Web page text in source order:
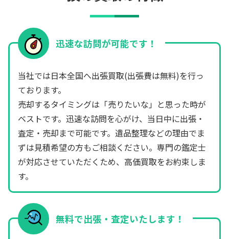
迅速な訪問が可能です！
当社では日本全国へ出張買取(出張費は無料)を行っ
ております。
売却するタイミングは「売りたいな」と思った時が
ベストです。迅速な訪問を心がけ、当日中に出張・
査定・売却まで可能です。遺品整理などの理由でま
ずは見積希望の方もご相談ください。専門の鑑定士
が対応させていただくため、高価買取をお約束しま
す。
無料で出張・査定いたします！